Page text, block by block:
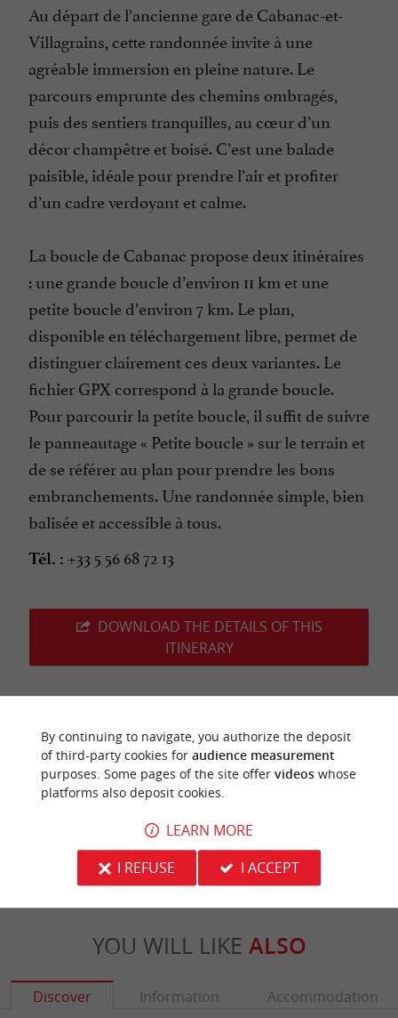
Au départ de l’ancienne gare de Cabanac-et-
Villagrains, cette randonnée invite à une
agréable immersion en pleine nature. Le
parcours emprunte des chemins ombragés,
puis des sentiers tranquilles, au cœur d’un
décor champêtre et boisé. C’est une balade
paisible, idéale pour prendre l’air et profiter
d’un cadre verdoyant et calme.
La boucle de Cabanac propose deux itinéraires
: une grande boucle d’environ 11 km et une
petite boucle d’environ 7 km. Le plan,
disponible en téléchargement libre, permet de
distinguer clairement ces deux variantes. Le
fichier GPX correspond à la grande boucle.
Pour parcourir la petite boucle, il suffit de suivre
le panneautage « Petite boucle » sur le terrain et
de se référer au plan pour prendre les bons
embranchements. Une randonnée simple, bien
balisée et accessible à tous.
Tél. : +33 5 56 68 72 13
DOWNLOAD THE DETAILS OF THIS
ITINERARY
Last update :01/01/2026 à 10:32:21
Source :Sirtaqui| Mairie de Cabanac et Villagrains
YOU WILL LIKE ALSO
Discover Information Accommodation
By continuing to navigate, you authorize the deposit
of third-party cookies for audience measurement
purposes. Some pages of the site offer videoswhose
platforms also deposit cookies.
LEARN MORE
I REFUSE
I ACCEPT